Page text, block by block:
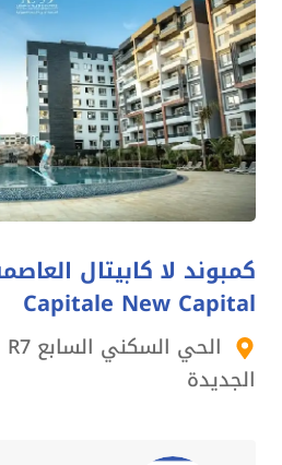
Capitale New Capital
الجديدة